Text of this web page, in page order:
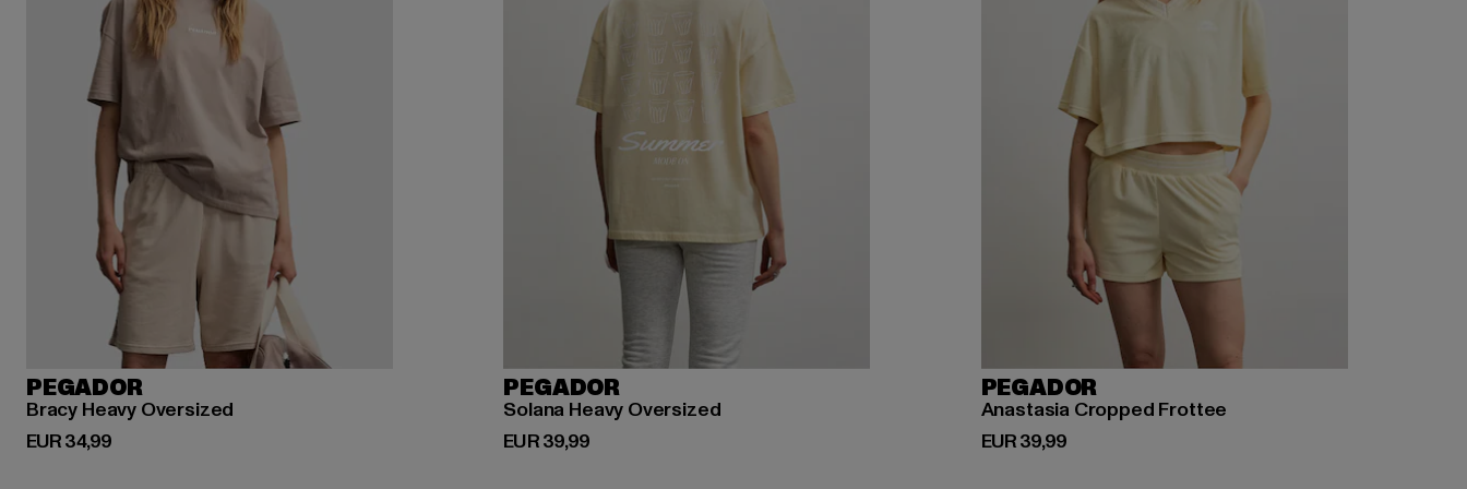
PEGADOR
Bracy Heavy Oversized
EUR 34,99
Derzeitiger Preis: EUR 34,99
PEGADOR
Solana Heavy Oversized
EUR 39,99
Derzeitiger Preis: EUR 39,99
PEGADOR
Anastasia Cropped Frottee
EUR 39,99
Derzeitiger Preis: EUR 39,99